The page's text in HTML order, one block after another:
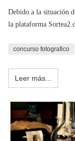
Debido a la situación
la plataforma
concurso fotografico
Leer más...